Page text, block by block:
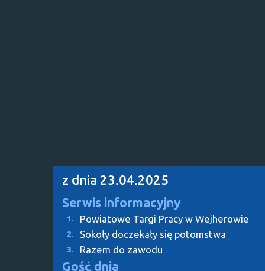
z dnia 23.04.2025
Serwis informacyjny
1. Powiatowe Targi Pracy w Wejherowie
2. Sokoły doczekały się potomstwa
3. Razem do zawodu
Gość dnia